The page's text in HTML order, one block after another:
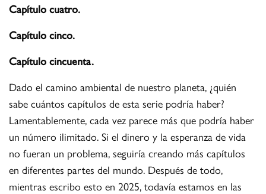
Capítulo cuatro.
Capítulo cinco.
Capítulo cincuenta.
Dado el camino ambiental de nuestro planeta, ¿quién
sabe cuántos capítulos de esta serie podría haber?
Lamentablemente, cada vez parece más que podría haber
un número ilimitado. Si el dinero y la esperanza de vida
no fueran un problema, seguiría creando más capítulos
en diferentes partes del mundo. Después de todo,
mientras escribo esto en 2025, todavía estamos en las